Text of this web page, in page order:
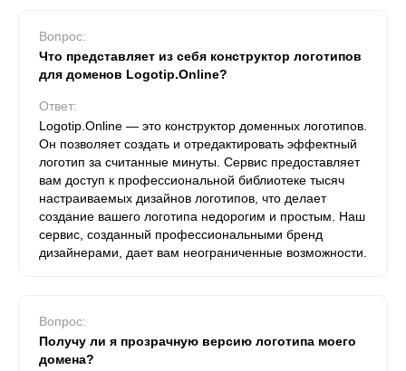
Вопрос:
Что представляет из себя конструктор логотипов
для доменов Logotip.Online?
Ответ:
Logotip.Online — это конструктор доменных логотипов.
Он позволяет создать и отредактировать эффектный
логотип за считанные минуты. Сервис предоставляет
вам доступ к профессиональной библиотеке тысяч
настраиваемых дизайнов логотипов, что делает
создание вашего логотипа недорогим и простым. Наш
сервис, созданный профессиональными бренд
дизайнерами, дает вам неограниченные возможности.
Вопрос:
Получу ли я прозрачную версию логотипа моего
домена?